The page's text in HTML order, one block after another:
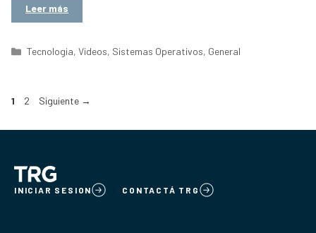
Leer más
Categorías
Tecnologia,Videos, Sistemas Operativos, General
Página
1 Página
2 Siguiente →
INICIAR SESION CONTACTÁ TRG